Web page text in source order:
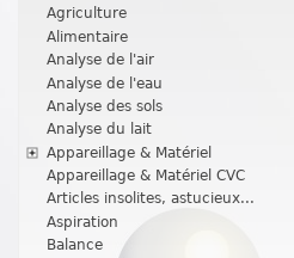
Agriculture
Alimentaire
Analyse de l'air
Analyse de l'eau
Analyse des sols
Analyse du lait
Appareillage & Matériel
Appareillage & Matériel CVC
Articles insolites, astucieux...
Aspiration
Balance